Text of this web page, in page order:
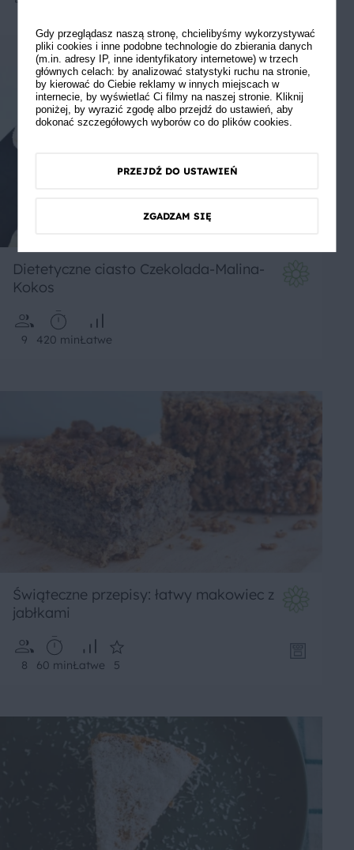
Dietetyczne ciasto Czekolada-Malina-
Kokos
9 420 minŁatwe
Świąteczne przepisy: łatwy makowiec z
jabłkami
8 60 minŁatwe 5
Gdy przeglądasz naszą stronę, chcielibyśmy wykorzystywać
pliki cookies i inne podobne technologie do zbierania danych
(m.in. adresy IP, inne identyfikatory internetowe) w trzech
głównych celach: by analizować statystyki ruchu na stronie,
by kierować do Ciebie reklamy w innych miejscach w
internecie, by wyświetlać Ci filmy na naszej stronie. Kliknij
poniżej, by wyrazić zgodę albo przejdź do ustawień, aby
dokonać szczegółowych wyborów co do plików cookies.
PRZEJDŹ DO USTAWIEŃ
ZGADZAM SIĘ